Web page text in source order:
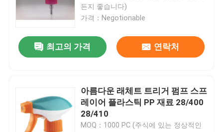
동영상
우리에 대하여
품질 관리
든지 좋습니다)
가격：Negotionable
최고의 가격 연락처
아름다운 래체트 트리거 펌프 스프
레이어 플라스틱 PP 재료 28/400
28/410
MOQ：1000 PC (주식에 있는 정상적인